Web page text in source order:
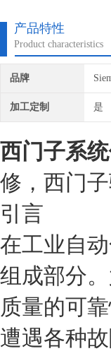
产品特性
Product characteristics
品牌
加工定制 是
西门子系
修，西门
引言
在工业自
组成部分
质量的可
遭遇各种